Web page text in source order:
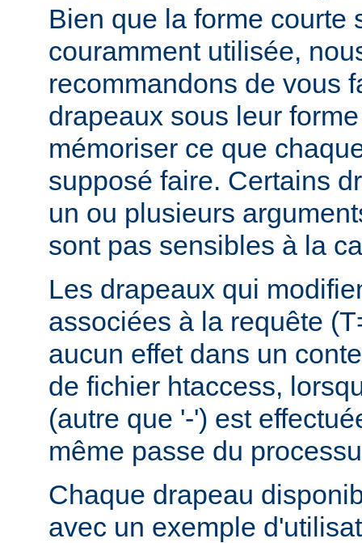
Bien que la forme courte
couramment utilisée,
recommandons de vous
drapeaux sous leur
mémoriser ce que
supposé faire. Certains
un ou plusieurs
sont pas sensibles à la
Les drapeaux qui
associées à la requête
aucun effet dans un
de fichier htaccess,
(autre que '-') est
même passe du
Chaque drapeau
avec un exemple